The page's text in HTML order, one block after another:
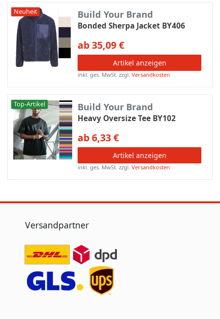
Neuheit Build Your Brand
Bonded Sherpa Jacket BY406
ab 35,09 €
Artikel anzeigen
inkl. ges. MwSt. zzgl.Versandkosten
Top-Artikel Build Your Brand
Heavy Oversize Tee BY102
ab 6,33 €
Artikel anzeigen
inkl. ges. MwSt. zzgl.Versandkosten
Versandpartner